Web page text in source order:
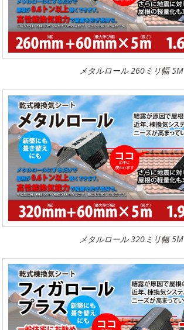
メタルロール 260ミリ幅 5M
メタルロール 320ミリ幅 5M